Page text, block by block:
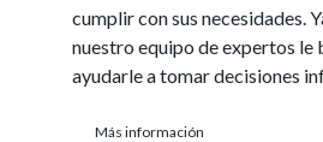
cumplir con sus necesidades.
nuestro equipo de expertos le
ayudarle a tomar decisiones
Más información